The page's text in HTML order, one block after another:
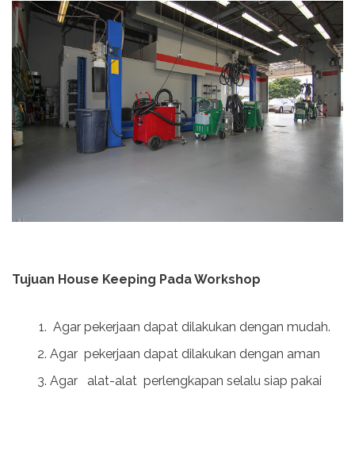
Tujuan House Keeping Pada Workshop
Agar pekerjaan dapat dilakukan dengan mudah.
Agar pekerjaan dapat dilakukan dengan aman
Agar alat-alat perlengkapan selalu siap pakai